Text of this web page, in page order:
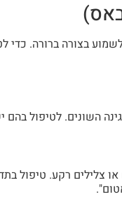
בצורה ברורה.
השונים. לטיפול
צלילים רקע. טיפול